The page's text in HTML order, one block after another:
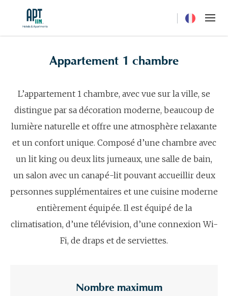
Appartement 1 chambre
L’appartement 1 chambre, avec vue sur la ville, se
distingue par sa décoration moderne, beaucoup de
lumière naturelle et offre une atmosphère relaxante
et un confort unique. Composé d’une chambre avec
un lit king ou deux lits jumeaux, une salle de bain,
un salon avec un canapé-lit pouvant accueillir deux
personnes supplémentaires et une cuisine moderne
entièrement équipée. Il est équipé de la
climatisation, d’une télévision, d’une connexion Wi-
Fi, de draps et de serviettes.
Nombre maximum